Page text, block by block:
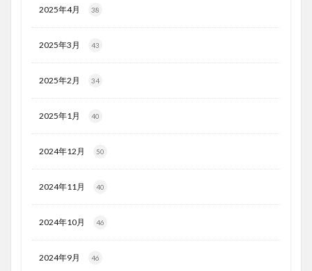
2025年4月 38
2025年3月 43
2025年2月 34
2025年1月 40
2024年12月 50
2024年11月 40
2024年10月 46
2024年9月 46